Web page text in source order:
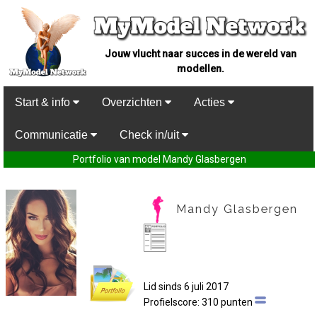
Jouw vlucht naar succes in de wereld van
modellen.
Start & info Overzichten Acties
Communicatie Check in/uit
Portfolio van model Mandy Glasbergen
Mandy Glasbergen
Lid sinds 6 juli 2017
Profielscore: 310 punten